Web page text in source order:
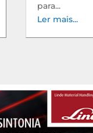
para...
Ler mais...